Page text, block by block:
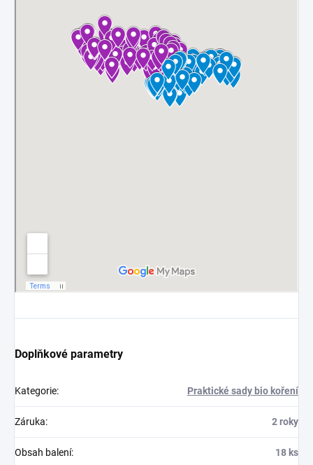
Doplňkové parametry
Kategorie: Praktické sady bio koření
Záruka: 2 roky
Obsah balení: 18 ks